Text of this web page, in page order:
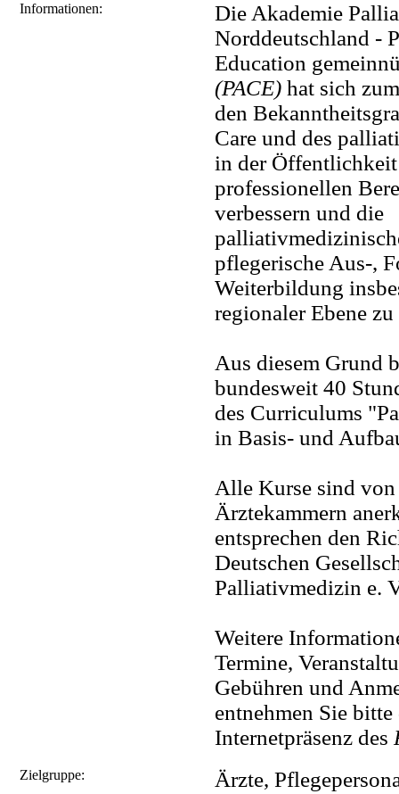
Informationen:
Die Akademie
Norddeutschland -
Education
(PACE) hat sich
den
Care und des
in der
professionellen
verbessern und die
pflegerische Aus-,
Weiterbildung
regionaler Ebene
Aus diesem Grund
bundesweit 40
des Curriculums
in Basis- und
Alle Kurse sind
Ärztekammern
entsprechen den
Deutschen
Palliativmedizin e.
Weitere
Termine,
Gebühren und
entnehmen Sie bitte
Internetpräsenz des
Zielgruppe:
Ärzte,